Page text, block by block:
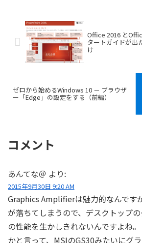
Office 2016 と
タートガイドが出
け
ゼロから始めるWindows 10 － ブラウザ
ー「Edge」の設定をする（前編）
コメント
あんてな＠ より:
2015年9月30日 9:20 AM
Graphics Amplifierは魅力的なんです
が落ちてしまうので、デスクトップ
の性能を生かしきれないんですよね。
かと言って、MSIのGS30みたいにグ